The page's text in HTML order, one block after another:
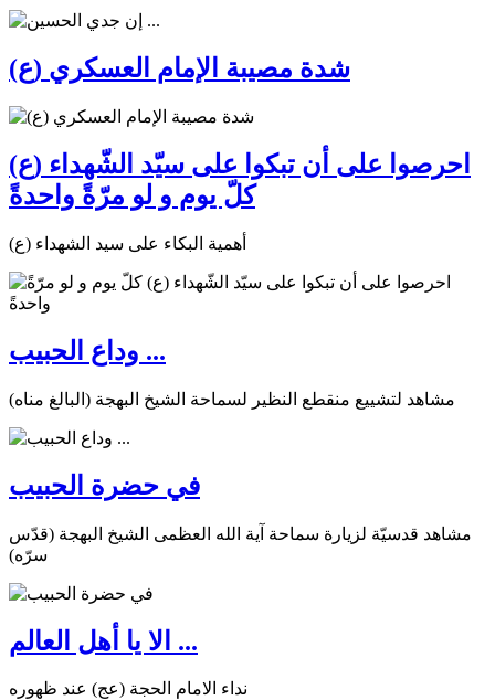
شدة مصيبة الإمام العسكري (ع)
احرصوا على أن تبكوا على سيّد الشّهداء (ع)
كلّ يوم و لو مرّةً واحدةً
أهمية البكاء على سيد الشهداء (ع)
وداع الحبيب ...
مشاهد لتشييع منقطع النظير لسماحة الشيخ البهجة (البالغ مناه)
في حضرة الحبيب
مشاهد قدسيّة لزيارة سماحة آية الله العظمى الشيخ البهجة (قدّس
سرّه)
الا يا أهل العالم ...
نداء الامام الحجة (عج) عند ظهوره